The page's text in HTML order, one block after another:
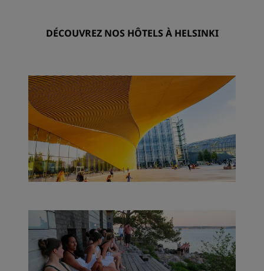
DÉCOUVREZ NOS HÔTELS À HELSINKI